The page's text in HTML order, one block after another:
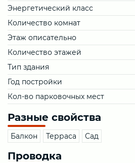
Энергетический класс
Количество комнат
Этаж описательно
Количество этажей
Тип здания
Год постройки
Кол-во парковочных мест
Разные свойства
Балкон Терраса Сад
Проводка